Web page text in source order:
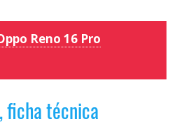
Reno 16 Pro
ficha técnica